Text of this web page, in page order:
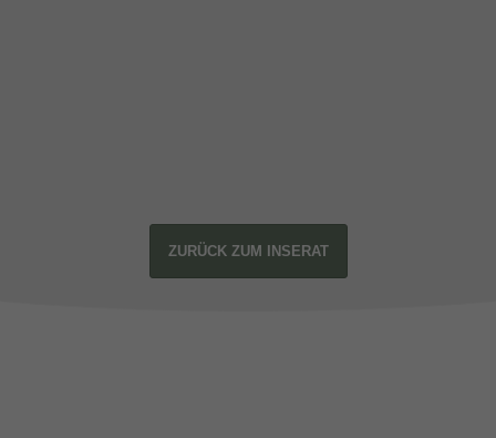
ZURÜCK ZUM INSERAT